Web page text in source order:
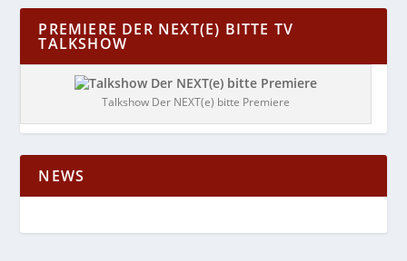
PREMIERE DER NEXT(E) BITTE TV
TALKSHOW
Talkshow Der NEXT(e) bitte Premiere
NEWS